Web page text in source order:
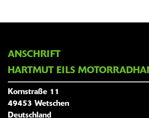
ANSCHRIFT
HARTMUT EILS
Kornstraße 11
49453 Wetschen
Deutschland